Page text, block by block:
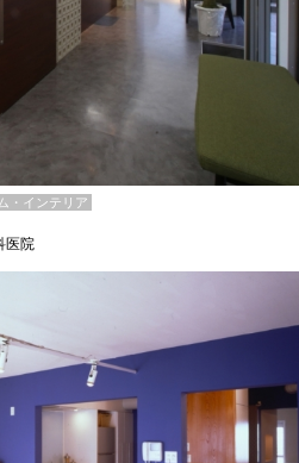
・インテリア
医院